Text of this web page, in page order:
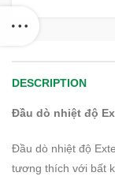
DESCRIPTION
Đầu dò nhiệt độ
Đầu dò nhiệt độ
tương thích với bất